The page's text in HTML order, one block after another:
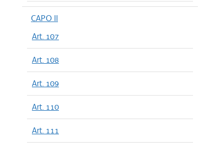
CAPO II
Art. 107
Art. 108
Art. 109
Art. 110
Art. 111